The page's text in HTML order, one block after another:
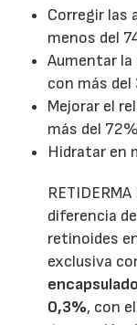
Corregir las
menos del
Aumentar la
con más del
Mejorar el
más del
Hidratar en
diferencia
retinoides
exclusiva
0,3%, con